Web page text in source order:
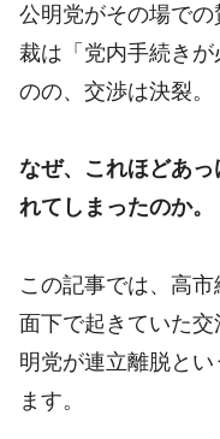
公明党がその場で
裁は「党内手続き
のの、交渉は決裂。
なぜ、これほどあ
れてしまったのか。
この記事では、高
面下で起きていた
明党が連立離脱と
ます。